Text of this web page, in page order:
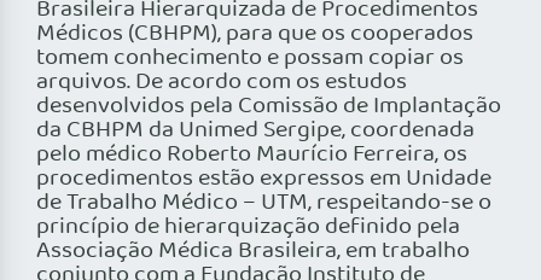
Brasileira Hierarquizada de Procedimentos
Médicos (CBHPM), para que os cooperados
tomem conhecimento e possam copiar os
arquivos. De acordo com os estudos
desenvolvidos pela Comissão de Implantação
da CBHPM da Unimed Sergipe, coordenada
pelo médico Roberto Maurício Ferreira, os
procedimentos estão expressos em Unidade
de Trabalho Médico – UTM, respeitando-se o
princípio de hierarquização definido pela
Associação Médica Brasileira, em trabalho